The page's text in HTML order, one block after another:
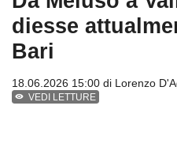
diesse
Bari
18.06.2026 15:00 di Lorenzo
VEDI LETTURE